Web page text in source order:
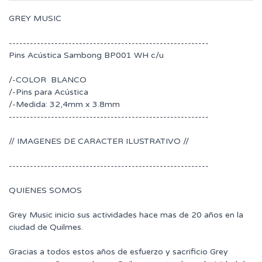
GREY MUSIC
---------------------------------------------------------
Pins Acústica Sambong BP001 WH c/u
/-COLOR BLANCO
/-Pins para Acústica
/-Medida: 32,4mm x 3.8mm
---------------------------------------------------------
// IMAGENES DE CARACTER ILUSTRATIVO //
---------------------------------------------------------
QUIENES SOMOS
Grey Music inicio sus actividades hace mas de 20 años en la
ciudad de Quilmes.
Gracias a todos estos años de esfuerzo y sacrificio Grey